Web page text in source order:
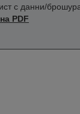
с данни/
PDF